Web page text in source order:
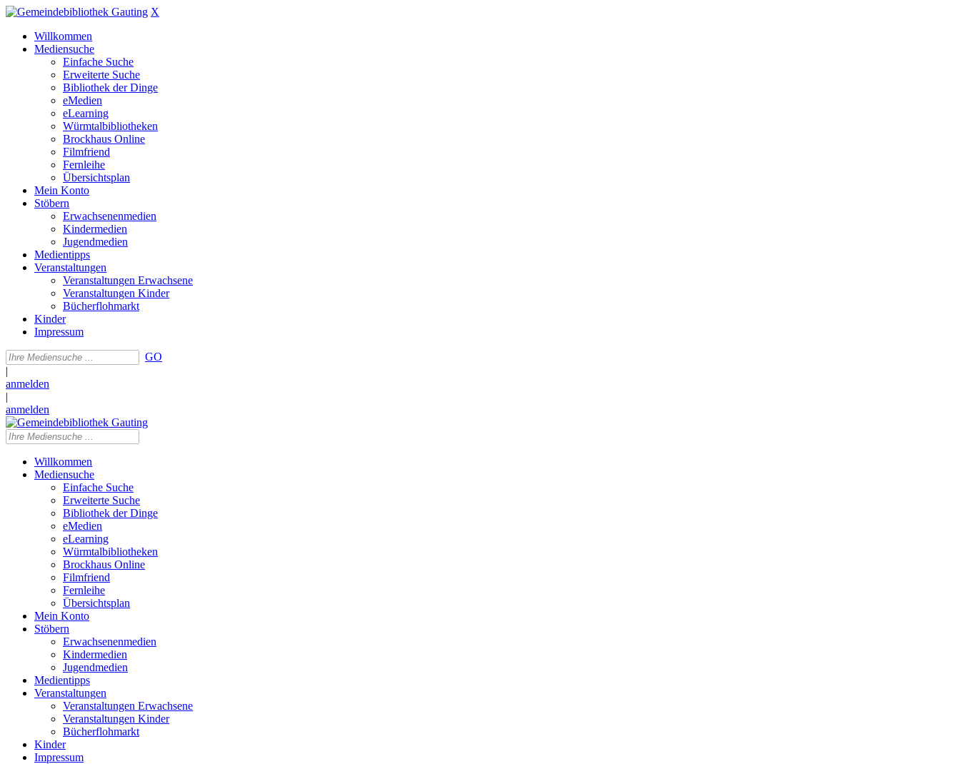
X
Willkommen
Mediensuche
Einfache Suche
Erweiterte Suche
Bibliothek der Dinge
eMedien
eLearning
Würmtalbibliotheken
Brockhaus Online
Filmfriend
Fernleihe
Übersichtsplan
Mein Konto
Stöbern
Erwachsenenmedien
Kindermedien
Jugendmedien
Medientipps
Veranstaltungen
Veranstaltungen Erwachsene
Veranstaltungen Kinder
Bücherflohmarkt
Kinder
Impressum
GO
|
anmelden
|
anmelden
Willkommen
Mediensuche
Einfache Suche
Erweiterte Suche
Bibliothek der Dinge
eMedien
eLearning
Würmtalbibliotheken
Brockhaus Online
Filmfriend
Fernleihe
Übersichtsplan
Mein Konto
Stöbern
Erwachsenenmedien
Kindermedien
Jugendmedien
Medientipps
Veranstaltungen
Veranstaltungen Erwachsene
Veranstaltungen Kinder
Bücherflohmarkt
Kinder
Impressum